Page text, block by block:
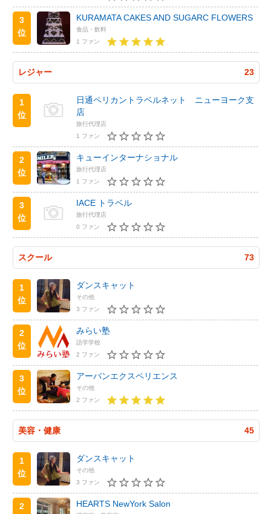
3
位
KURAMATA CAKES AND SUGARC FLOWERS
食品・飲料
1 ファン
レジャー 23
1
位
日通ペリカントラベルネット ニューヨーク支
店
旅行代理店
1 ファン
2
位
キューインターナショナル
旅行代理店
1 ファン
3
位
IACE トラベル
旅行代理店
0 ファン
スクール 73
1
位
ダンスキャット
その他
3 ファン
2
位
みらい塾
語学学校
2 ファン
3
位
アーバンエクスペリエンス
その他
2 ファン
美容・健康 45
1
位
ダンスキャット
その他
3 ファン
2
HEARTS NewYork Salon